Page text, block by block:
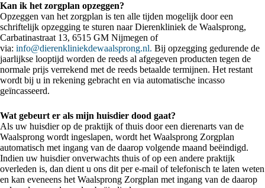
Kan ik het zorgplan opzeggen?
Opzeggen van het zorgplan is ten alle tijden mogelijk door een
schriftelijk opzegging te sturen naar Dierenkliniek de Waalsprong,
Carbatinastraat 13, 6515 GM Nijmegen of
via: info@dierenkliniekdewaalsprong.nl. Bij opzegging gedurende de
jaarlijkse looptijd worden de reeds al afgegeven producten tegen de
normale prijs verrekend met de reeds betaalde termijnen. Het restant
wordt bij u in rekening gebracht en via automatische incasso
geïncasseerd.
Wat gebeurt er als mijn huisdier dood gaat?
Als uw huisdier op de praktijk of thuis door een dierenarts van de
Waalsprong wordt ingeslapen, wordt het Waalsprong Zorgplan
automatisch met ingang van de daarop volgende maand beëindigd.
Indien uw huisdier onverwachts thuis of op een andere praktijk
overleden is, dan dient u ons dit per e-mail of telefonisch te laten weten
en kan eveneens het Waalsprong Zorgplan met ingang van de daarop